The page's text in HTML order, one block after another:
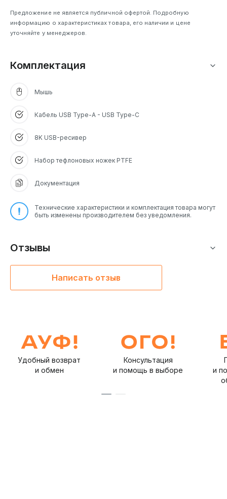
Предложение не является публичной офертой. Подробную
информацию о характеристиках товара, его наличии и цене
уточняйте у менеджеров.
Комплектация
Мышь
Кабель USB Type-A - USB Type-C
8K USB-ресивер
Набор тефлоновых ножек PTFE
Документация
Технические характеристики и комплектация товара могут
быть изменены производителем без уведомления.
Отзывы
Написать отзыв
Удобный возврат
и обмен
Консультация
и помощь в выборе
и